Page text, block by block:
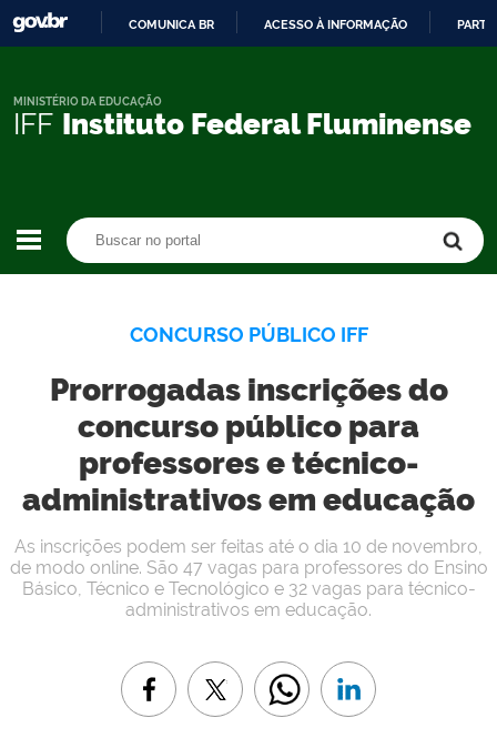
CONTEÚDO
COMUNICA BR ACESSO À INFORMAÇÃO
IFF Instituto Federal Fluminense
MINISTÉRIO DA EDUCAÇÃO
CONCURSO PÚBLICO IFF
Prorrogadas inscrições do
concurso público para
professores e técnico-
administrativos em educação
As inscrições podem ser feitas até o dia 10 de novembro,
de modo online. São 47 vagas para professores do Ensino
Básico, Técnico e Tecnológico e 32 vagas para técnico-
administrativos em educação.